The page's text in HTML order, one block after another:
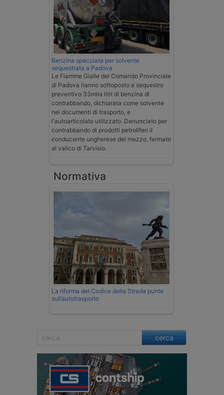
Benzina spacciata per solvente
sequestrata a Padova
Le Fiamme Gialle del Comando Provinciale
di Padova hanno sottoposto a sequestro
preventivo 33mila litri di benzina di
contrabbando, dichiarata come solvente
nei documenti di trasporto, e
l'autoarticolato utilizzato. Denunciato per
contrabbando di prodotti petroliferi il
conducente ungherese del mezzo, fermato
al valico di Tarvisio.
Normativa
La riforma del Codice della Strada punta
sull’autotrasporto
cerca